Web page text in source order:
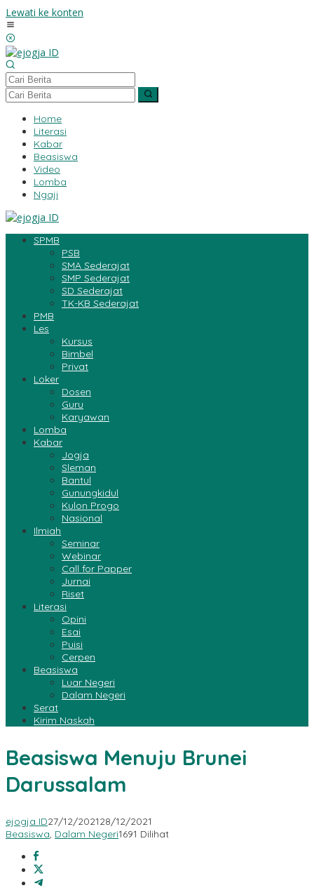
Lewati ke konten
Home
Literasi
Kabar
Beasiswa
Video
Lomba
Ngaji
SPMB
PSB
SMA Sederajat
SMP Sederajat
SD Sederajat
TK-KB Sederajat
PMB
Les
Kursus
Bimbel
Privat
Loker
Dosen
Guru
Karyawan
Lomba
Kabar
Jogja
Sleman
Bantul
Gunungkidul
Kulon Progo
Nasional
Ilmiah
Seminar
Webinar
Call for Papper
Jurnai
Riset
Literasi
Opini
Esai
Puisi
Cerpen
Beasiswa
Luar Negeri
Dalam Negeri
Serat
Kirim Naskah
Beasiswa Menuju Brunei
Darussalam
ejogja ID27/12/202128/12/2021
Beasiswa, Dalam Negeri1691 Dilihat